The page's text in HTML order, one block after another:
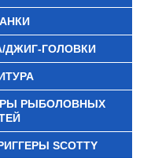
ДЖИГ-ГОЛОВКИ
РЫБОЛОВНЫХ
SCOTTY